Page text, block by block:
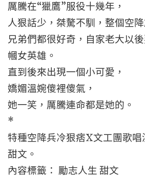
厲騰在“獵鷹”服役十幾年，
人狠話少，桀驁不馴，整個空
兄弟們都很好奇，自家老大以
幗女英雄。
直到後來出現一個小可愛，
嬌媚溫婉傻裡傻氣，
她一笑，厲騰連命都是她的。
*
特種空降兵冷狠痞X文工團歌唱
甜文。
內容標籤： 勵志人生 甜文